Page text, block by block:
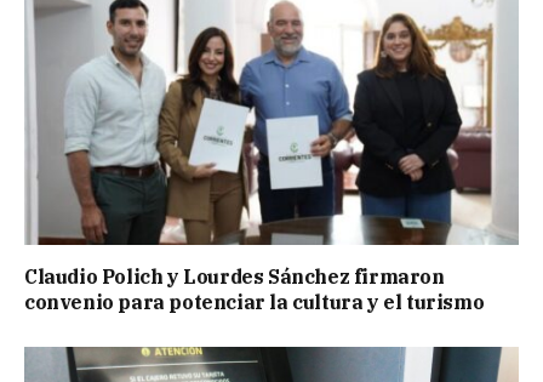
Claudio Polich y Lourdes Sánchez firmaron
convenio para potenciar la cultura y el turismo